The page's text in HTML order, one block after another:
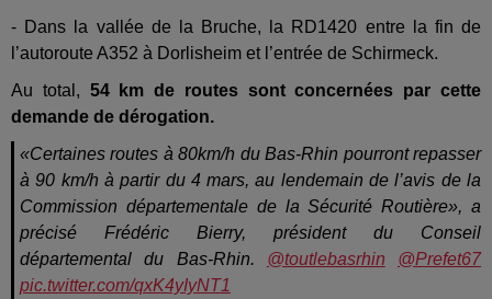
- Dans la vallée de la Bruche, la RD1420 entre la fin de
l’autoroute A352 à Dorlisheim et l’entrée de Schirmeck.
Au total, 54 km de routes sont concernées par cette
demande de dérogation.
«Certaines routes à 80km/h du Bas-Rhin pourront repasser
à 90 km/h à partir du 4 mars, au lendemain de l’avis de la
Commission départementale de la Sécurité Routière», a
précisé Frédéric Bierry, président du Conseil
départemental du Bas-Rhin. @toutlebasrhin
@Prefet67
pic.twitter.com/qxK4yIyNT1